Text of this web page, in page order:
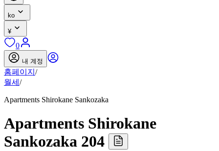
ko
¥
0
내 계정
홈페이지 /
월세 /
Apartments Shirokane Sankozaka
Apartments Shirokane
Sankozaka 204